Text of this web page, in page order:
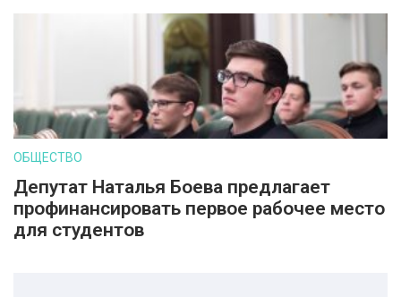
ОБЩЕСТВО
Депутат Наталья Боева предлагает
профинансировать первое рабочее место
для студентов